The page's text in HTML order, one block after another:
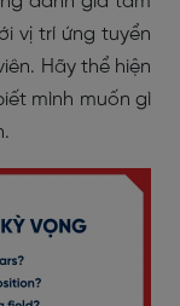
vị trí ứng tuyển
Hãy thể hiện
mình muốn gì